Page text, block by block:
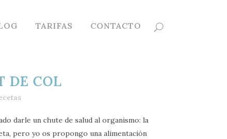
TARIFAS CONTACTO
DE COL
darle un chute de salud al organismo: la
pero yo os propongo una alimentación